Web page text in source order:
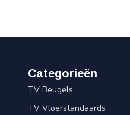
Categorieën
TV Beugels
TV Vloerstandaards